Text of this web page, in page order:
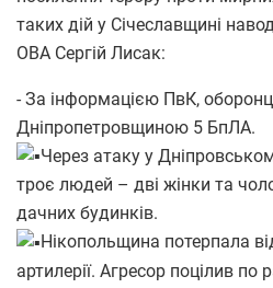
таких дій у Січеславщині
ОВА Сергій Лисак:
- За інформацією ПвК,
Дніпропетровщиною 5 БпЛА.
Через атаку у
троє людей – дві жінки та
дачних будинків.
Нікопольщина потерпала
артилерії. Агресор поцілив по